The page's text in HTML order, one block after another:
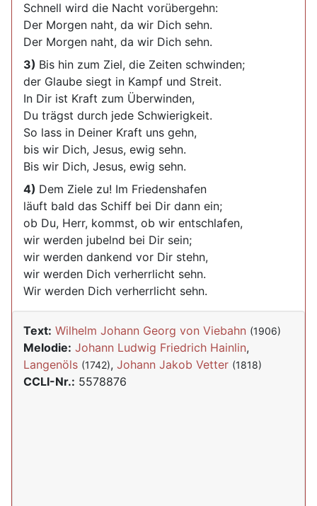
Schnell wird die Nacht vorübergehn:
Der Morgen naht, da wir Dich sehn.
Der Morgen naht, da wir Dich sehn.
3) Bis hin zum Ziel, die Zeiten schwinden;
der Glaube siegt in Kampf und Streit.
In Dir ist Kraft zum Überwinden,
Du trägst durch jede Schwierigkeit.
So lass in Deiner Kraft uns gehn,
bis wir Dich, Jesus, ewig sehn.
Bis wir Dich, Jesus, ewig sehn.
4) Dem Ziele zu! Im Friedenshafen
läuft bald das Schiff bei Dir dann ein;
ob Du, Herr, kommst, ob wir entschlafen,
wir werden jubelnd bei Dir sein;
wir werden dankend vor Dir stehn,
wir werden Dich verherrlicht sehn.
Wir werden Dich verherrlicht sehn.
Text: Wilhelm Johann Georg von Viebahn (1906)
Melodie: Johann Ludwig Friedrich Hainlin,
Langenöls (1742), Johann Jakob Vetter (1818)
CCLI-Nr.: 5578876